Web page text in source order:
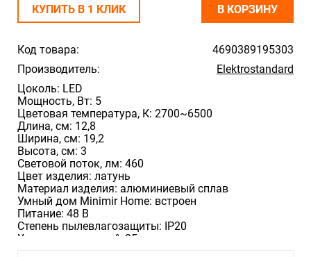
Код товара:
4690389195303
Производитель:
Elektrostandard
Цоколь: LED
Мощность, Вт: 5
Цветовая температура, К: 2700~6500
Длина, cм: 12,8
Ширина, см: 19,2
Высота, см: 3
Световой поток, лм: 460
Цвет изделия: латунь
Материал изделия: алюминиевый сплав
Умный дом Minimir Home: встроен
Питание: 48 В
Степень пылевлагозащиты: IP20
Угол рассеивания, °: 25
КУПИТЬ В 1 КЛИК В КОРЗИНУ